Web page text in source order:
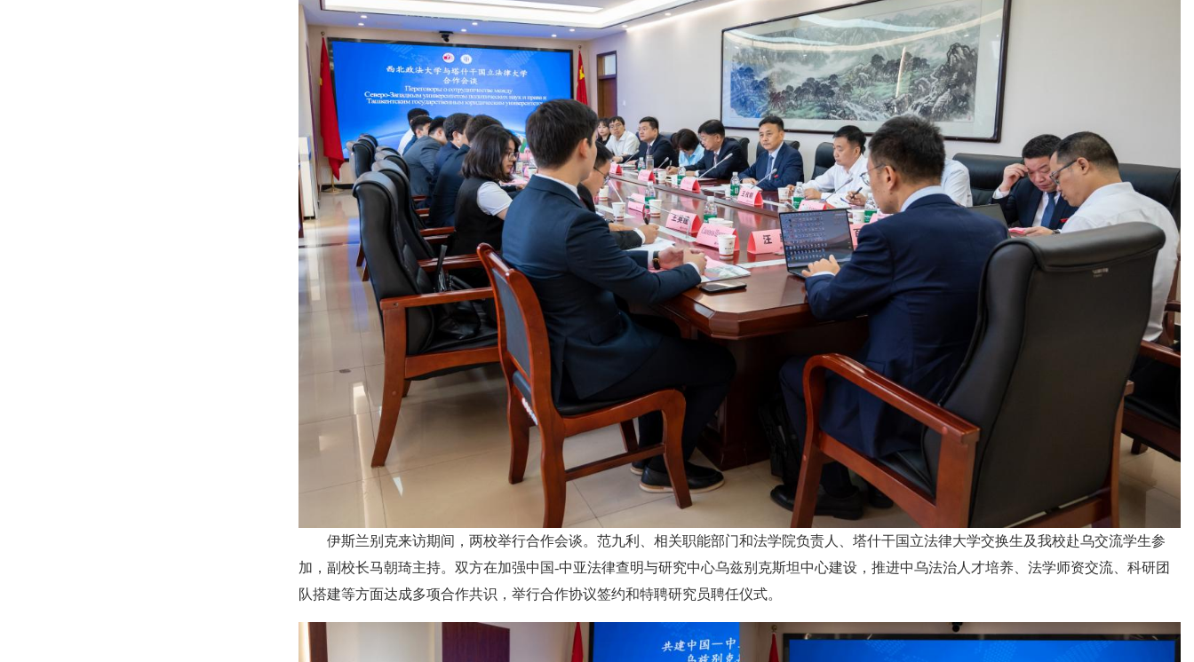
伊斯兰别克来访期间，两校举行合作会谈。范九利、相关职能部门和法学院负责人、塔什干国立法律大学交换生及我校赴乌交流学生参
加，副校长马朝琦主持。双方在加强中国-中亚法律查明与研究中心乌兹别克斯坦中心建设，推进中乌法治人才培养、法学师资交流、科研团
队搭建等方面达成多项合作共识，举行合作协议签约和特聘研究员聘任仪式。